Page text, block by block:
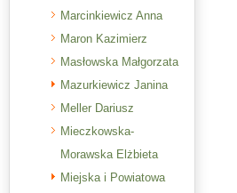
Marcinkiewicz Anna
Maron Kazimierz
Masłowska Małgorzata
Mazurkiewicz Janina
Meller Dariusz
Mieczkowska-
Morawska Elżbieta
Miejska i Powiatowa